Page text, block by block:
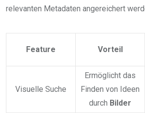
relevanten Metadaten angereichert
Feature Vorteil
Visuelle Suche
Ermöglicht das
Finden von Ideen
durch Bilder